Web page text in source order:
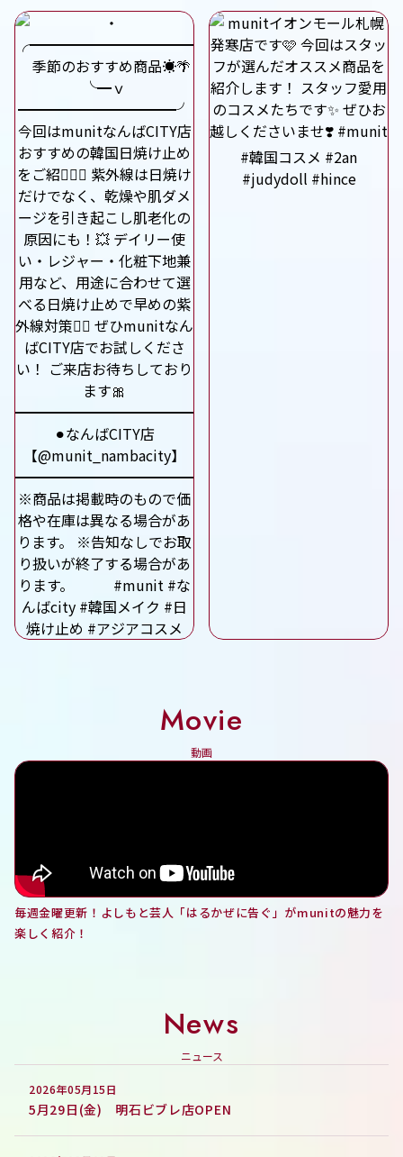
Movie
動画
毎週金曜更新！よしもと芸人「はるかぜに告ぐ」がmunitの魅力を
楽しく紹介！
News
ニュース
5月29日(金) 明石ビブレ店OPEN
2026年05月15日